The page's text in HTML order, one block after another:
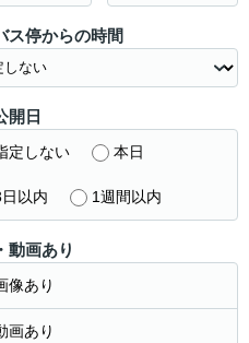
ス停からの時間
開日
定しない 本日
以内 1週間以内
動画あり
像あり
画あり